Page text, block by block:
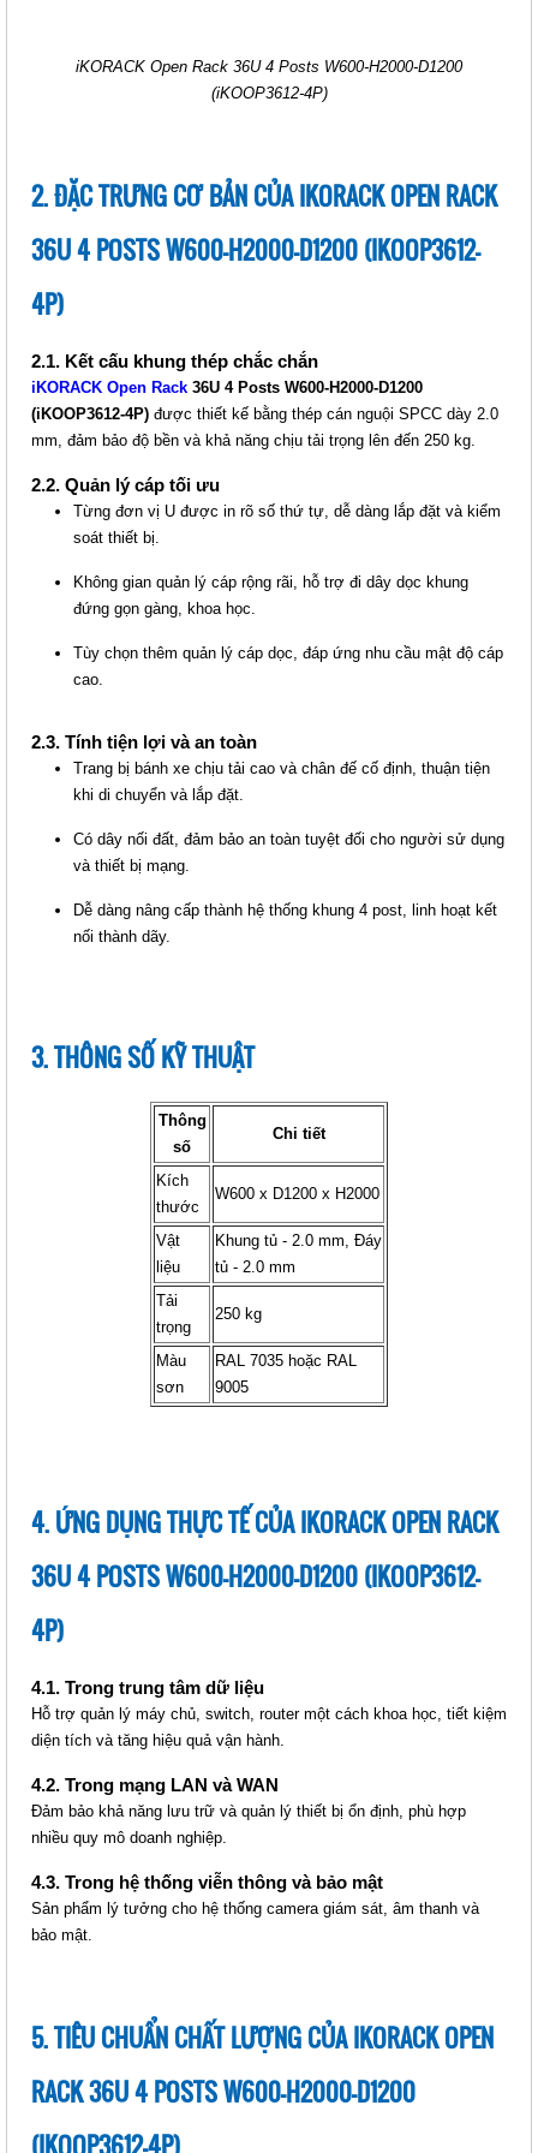
IKORACK OPEN RACK 27U 2
Giá: Liên hệ
Mã sản phẩm: MT-iKOOP27-4P)
POSTS, W530-H1335-D700
(IKOOP27-4P)
Mã sản phẩm: MT-iKOOP27-4P
IKORACK OPEN RACK 42U 4
POSTS, W600-H2000-D600
Giá: Liên hệ
IKORACK OPEN RACK 42U 4
POSTS, W600-H2000-D800
(IKOOP4208-4P)
Mã sản phẩm: MT-iKOOP4208-4P
IKORACK OPEN RACK 42U 4
Mã sản phẩm: MT-iKOOP4210-4P
(IKOOP4211-4P)
Giá: Liên hệ
Mã sản phẩm: MT-iKOOP4211-4P
iKORACK Open Rack 36U 4 Posts W600-H2000-D1200
(iKOOP3612-4P)
2. ĐẶC TRƯNG CƠ BẢN CỦA IKORACK OPEN RACK
36U 4 POSTS W600-H2000-D1200 (IKOOP3612-
4P)
2.1. Kết cấu khung thép chắc chắn
iKORACK Open Rack 36U 4 Posts W600-H2000-D1200
(iKOOP3612-4P) được thiết kế bằng thép cán nguội SPCC dày 2.0
mm, đảm bảo độ bền và khả năng chịu tải trọng lên đến 250 kg.
2.2. Quản lý cáp tối ưu
Từng đơn vị U được in rõ số thứ tự, dễ dàng lắp đặt và kiểm
soát thiết bị.
Không gian quản lý cáp rộng rãi, hỗ trợ đi dây dọc khung
đứng gọn gàng, khoa học.
Tùy chọn thêm quản lý cáp dọc, đáp ứng nhu cầu mật độ cáp
cao.
2.3. Tính tiện lợi và an toàn
Trang bị bánh xe chịu tải cao và chân đế cố định, thuận tiện
khi di chuyển và lắp đặt.
Có dây nối đất, đảm bảo an toàn tuyệt đối cho người sử dụng
và thiết bị mạng.
Dễ dàng nâng cấp thành hệ thống khung 4 post, linh hoạt kết
nối thành dãy.
3. THÔNG SỐ KỸ THUẬT
Thông
số
Chi tiết
Kích
thước
W600 x D1200 x H2000
Vật
liệu
Khung tủ - 2.0 mm, Đáy
tủ - 2.0 mm
Tải
trọng
250 kg
Màu
sơn
RAL 7035 hoặc RAL
9005
4. ỨNG DỤNG THỰC TẾ CỦA IKORACK OPEN RACK
36U 4 POSTS W600-H2000-D1200 (IKOOP3612-
4P)
4.1. Trong trung tâm dữ liệu
Hỗ trợ quản lý máy chủ, switch, router một cách khoa học, tiết kiệm
diện tích và tăng hiệu quả vận hành.
4.2. Trong mạng LAN và WAN
Đảm bảo khả năng lưu trữ và quản lý thiết bị ổn định, phù hợp
nhiều quy mô doanh nghiệp.
4.3. Trong hệ thống viễn thông và bảo mật
Sản phẩm lý tưởng cho hệ thống camera giám sát, âm thanh và
bảo mật.
5. TIÊU CHUẨN CHẤT LƯỢNG CỦA IKORACK OPEN
RACK 36U 4 POSTS W600-H2000-D1200